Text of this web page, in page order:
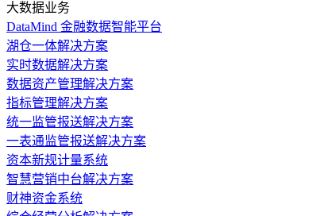
大数据业务
DataMind 金融数据智能平台
湖仓一体解决方案
实时数据解决方案
数据资产管理解决方案
指标管理解决方案
统一监管报送解决方案
一表通监管报送解决方案
资本新规计量系统
智慧营销中台解决方案
财神资金系统